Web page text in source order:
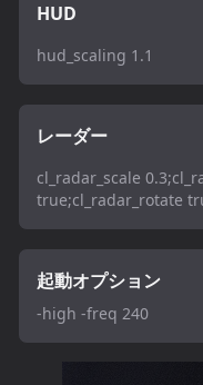
HUD
hud_scaling 1.1
レーダー
cl_radar_scale
true;cl_radar_rotate
起動オプション
-high -freq 240